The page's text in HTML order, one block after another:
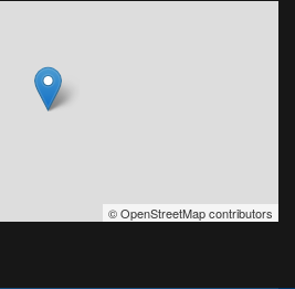
© OpenStreetMap contributors